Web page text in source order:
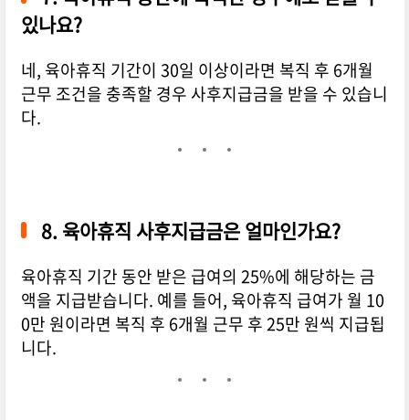
있나요?
네, 육아휴직 기간이 30일 이상이라면 복직 후 6개월
근무 조건을 충족할 경우 사후지급금을 받을 수 있습니
다.
8.육아휴직 사후지급금은 얼마인가요?
육아휴직 기간 동안 받은 급여의 25%에 해당하는 금
액을 지급받습니다. 예를 들어, 육아휴직 급여가 월 10
0만 원이라면 복직 후 6개월 근무 후 25만 원씩 지급됩
니다.